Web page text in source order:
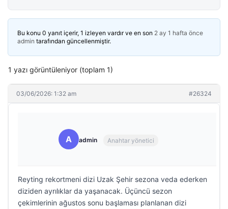
Bu konu 0 yanıt içerir, 1 izleyen vardır ve en son 2 ay 1 hafta önce
admin tarafından güncellenmiştir.
1 yazı görüntüleniyor (toplam 1)
03/06/2026: 1:32 am #26324
A admin Anahtar yönetici
Reyting rekortmeni dizi Uzak Şehir sezona veda ederken
diziden ayrılıklar da yaşanacak. Üçüncü sezon
çekimlerinin ağustos sonu başlaması planlanan dizi